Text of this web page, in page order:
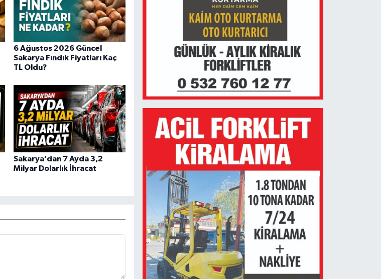
6 Ağustos 2026 Güncel
Sakarya Fındık Fiyatları Kaç
TL Oldu?
Sakarya’dan 7 Ayda 3,2
Milyar Dolarlık İhracat